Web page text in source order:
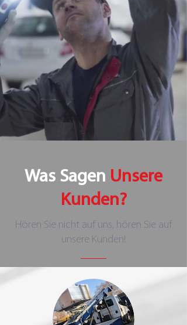
Was Sagen Unsere
Kunden?
Hören Sie nicht auf uns, hören Sie auf
unsere Kunden!